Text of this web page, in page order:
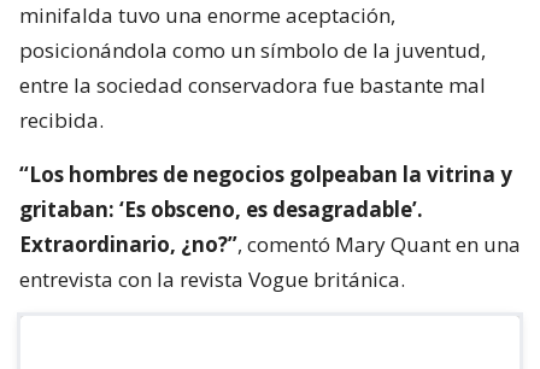
minifalda tuvo una enorme aceptación,
posicionándola como un símbolo de la juventud,
entre la sociedad conservadora fue bastante mal
recibida.
“Los hombres de negocios golpeaban la vitrina y
gritaban: ‘Es obsceno, es desagradable’.
Extraordinario, ¿no?”, comentó Mary Quant en una
entrevista con la revista Vogue británica.